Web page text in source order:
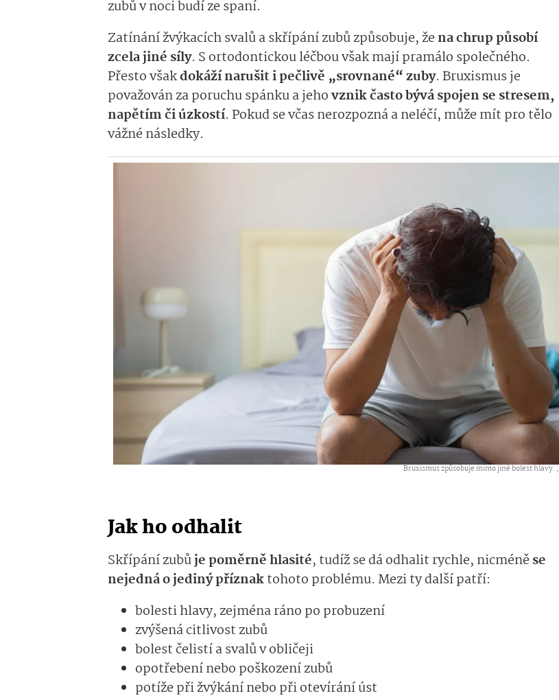
zubů v noci budí ze spaní.
Zatínání žvýkacích svalů a skřípání zubů způsobuje, žena chrup působí
zcela jiné síly. S ortodontickou léčbou však mají pramálo společného.
Přesto všakdokáží narušit i pečlivě „srovnané“ zuby. Bruxismus je
považován za poruchu spánku a jehovznik často bývá spojen se stresem,
napětím či úzkostí. Pokud se včas nerozpozná a neléčí, může mít pro tělo
vážné následky.
Bruxismus způsobuje mimo jiné bolest hlavy. ,
Jak ho odhalit
Skřípání zubůje poměrně hlasité, tudíž se dá odhalit rychle, nicméněse
nejedná o jediný příznaktohoto problému. Mezi ty další patří:
bolesti hlavy, zejména ráno po probuzení
zvýšená citlivost zubů
bolest čelistí a svalů v obličeji
opotřebení nebo poškození zubů
potíže při žvýkání nebo při otevírání úst